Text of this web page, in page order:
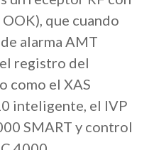
que cuando
alarma AMT
registro del
como el XAS
inteligente, el IVP
SMART y control